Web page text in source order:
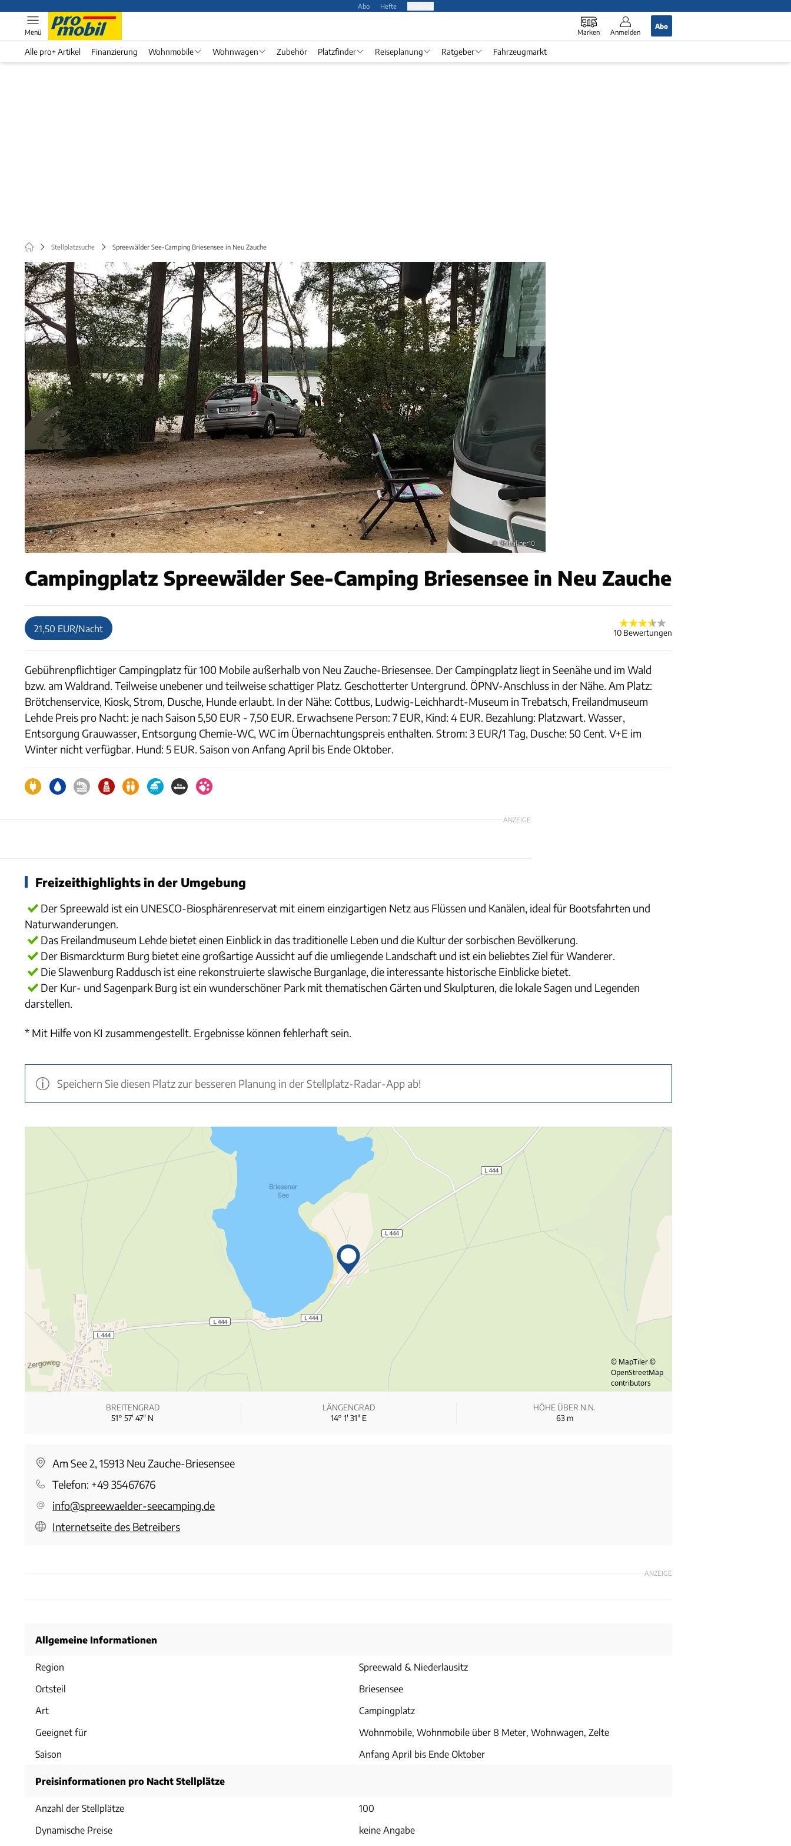
Abo Hefte
Marken Anmelden
Abo
Menü
Alle pro+ Artikel Finanzierung Wohnmobile Wohnwagen Zubehör Platzfinder Reiseplanung Ratgeber Fahrzeugmarkt
Stellplatzsuche Spreewälder See-Camping Briesensee in Neu Zauche
© Shibaliner10
Campingplatz Spreewälder See-Camping Briesensee in Neu Zauche
21,50 EUR/Nacht 10 Bewertungen
Gebührenpflichtiger Campingplatz für 100 Mobile außerhalb von Neu Zauche-Briesensee. Der Campingplatz liegt in Seenähe und im Wald
bzw. am Waldrand. Teilweise unebener und teilweise schattiger Platz. Geschotterter Untergrund. ÖPNV-Anschluss in der Nähe. Am Platz:
Brötchenservice, Kiosk, Strom, Dusche, Hunde erlaubt. In der Nähe: Cottbus, Ludwig-Leichhardt-Museum in Trebatsch, Freilandmuseum
Lehde Preis pro Nacht: je nach Saison 5,50 EUR - 7,50 EUR. Erwachsene Person: 7 EUR, Kind: 4 EUR. Bezahlung: Platzwart. Wasser,
Entsorgung Grauwasser, Entsorgung Chemie-WC, WC im Übernachtungspreis enthalten. Strom: 3 EUR/1 Tag, Dusche: 50 Cent. V+E im
Winter nicht verfügbar. Hund: 5 EUR. Saison von Anfang April bis Ende Oktober.
ANZEIGE
Freizeithighlights in der Umgebung
Der Spreewald ist ein UNESCO-Biosphärenreservat mit einem einzigartigen Netz aus Flüssen und Kanälen, ideal für Bootsfahrten und
Naturwanderungen.
Das Freilandmuseum Lehde bietet einen Einblick in das traditionelle Leben und die Kultur der sorbischen Bevölkerung.
Der Bismarckturm Burg bietet eine großartige Aussicht auf die umliegende Landschaft und ist ein beliebtes Ziel für Wanderer.
Die Slawenburg Raddusch ist eine rekonstruierte slawische Burganlage, die interessante historische Einblicke bietet.
Der Kur- und Sagenpark Burg ist ein wunderschöner Park mit thematischen Gärten und Skulpturen, die lokale Sagen und Legenden
darstellen.
* Mit Hilfe von KI zusammengestellt. Ergebnisse können fehlerhaft sein.
Speichern Sie diesen Platz zur besseren Planung in der Stellplatz-Radar-App ab!
© MapTiler©
OpenStreetMap
contributors
BREITENGRAD
51° 57′ 47″ N
LÄNGENGRAD
14° 1′ 31″ E
HÖHE ÜBER N.N.
63m
Am See 2, 15913 Neu Zauche-Briesensee
Telefon: +49 35467676
info@spreewaelder-seecamping.de
Internetseite des Betreibers
ANZEIGE
Allgemeine Informationen
Region
Spreewald & Niederlausitz
Ortsteil
Briesensee
Art
Campingplatz
Geeignet für
Wohnmobile, Wohnmobile über 8 Meter, Wohnwagen, Zelte
Saison
Anfang April bis Ende Oktober
Preisinformationen pro Nacht Stellplätze
Anzahl der Stellplätze
100
Dynamische Preise
keine Angabe